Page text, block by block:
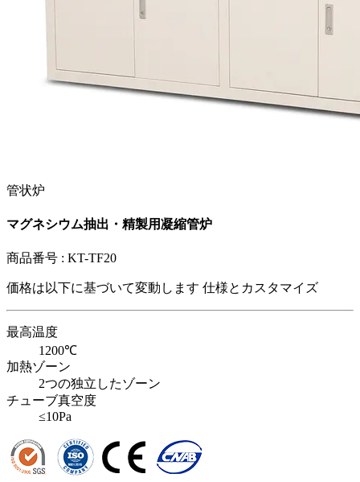
管状炉
マグネシウム抽出・精製用凝縮管炉
商品番号 : KT-TF20
価格は以下に基づいて変動します 仕様とカスタマイズ
最高温度
1200℃
加熱ゾーン
2つの独立したゾーン
チューブ真空度
≤10Pa